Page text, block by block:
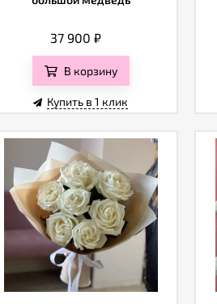
37 900 ₽
В корзину
Купить в 1 клик